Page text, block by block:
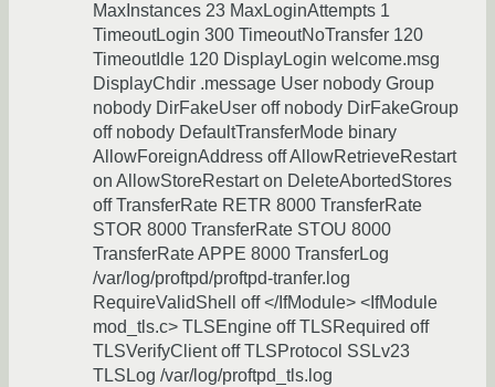
MaxInstances 23 MaxLoginAttempts 1
TimeoutLogin 300 TimeoutNoTransfer 120
TimeoutIdle 120 DisplayLogin welcome.msg
DisplayChdir .message User nobody Group
nobody DirFakeUser off nobody DirFakeGroup
off nobody DefaultTransferMode binary
AllowForeignAddress off AllowRetrieveRestart
on AllowStoreRestart on DeleteAbortedStores
off TransferRate RETR 8000 TransferRate
STOR 8000 TransferRate STOU 8000
TransferRate APPE 8000 TransferLog
/var/log/proftpd/proftpd-tranfer.log
RequireValidShell off </IfModule> <IfModule
mod_tls.c> TLSEngine off TLSRequired off
TLSVerifyClient off TLSProtocol SSLv23
TLSLog /var/log/proftpd_tls.log